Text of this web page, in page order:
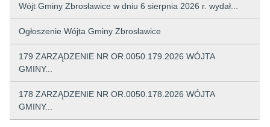
Wójt Gminy Zbrosławice w dniu 6 sierpnia 2026 r. wydał...
Ogłoszenie Wójta Gminy Zbrosławice
179 ZARZĄDZENIE NR OR.0050.179.2026 WÓJTA
GMINY...
178 ZARZĄDZENIE NR OR.0050.178.2026 WÓJTA
GMINY...